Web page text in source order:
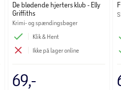
De blødende hjerters klub - Elly
Griffiths
Krimi- og spændingsbøger
Klik & Hent
Ikke på lager online
69,-